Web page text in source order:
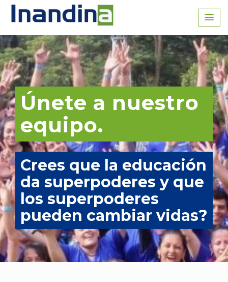
Inicio
Únete a nuestro
equipo.
Crees que la educación
da superpoderes y que
los superpoderes
pueden cambiar vidas?